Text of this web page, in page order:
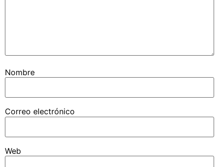
Nombre
Correo electrónico
Web